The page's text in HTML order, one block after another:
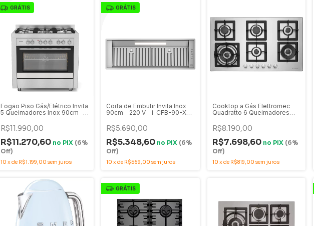
GRÁTIS
Fogão Piso Gás/Elétrico Invita
5 Queimadores Inox 90cm -
2GMA
R$11.990,00
R$11.270,60 no PIX (6%
Off)
10 x de R$1.199,00 sem juros
GRÁTIS
Coifa de Embutir Invita Inox
90cm - 220 V - i-CFB-90-XX-
R$5.690,00
R$5.348,60 no PIX (6%
Off)
10 xde R$569,00 sem juros
Cooktop a Gás Elettromec
Quadratto 6 Queimadores
90-XQ-3ZEB
R$8.190,00
R$7.698,60 no PIX (6%
Off)
10 x de R$819,00 sem juros
GRÁTIS